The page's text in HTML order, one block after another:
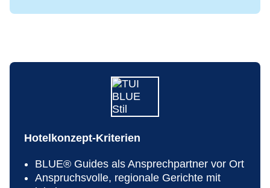
(Anlage): ohne Gebühr
Wäscheservice: gegen Gebühr
Concierge Service, Gepäckservice
Zahlungsarten: TUI Card / VISA, MasterCard,
American Express, EC Karte/Maestro
Parkmöglichkeiten: Parkplatz (nach
Verfügbarkeit), unbewacht: ohne Gebühr, Anfrage
& Reservierung nicht notwendig
Gebäudeanzahl: 10, Etagen: 2, Zimmer: 182
Hotelkonzept-Kriterien
BLUE® Guides als Ansprechpartner vor Ort
Anspruchsvolle, regionale Gerichte mit